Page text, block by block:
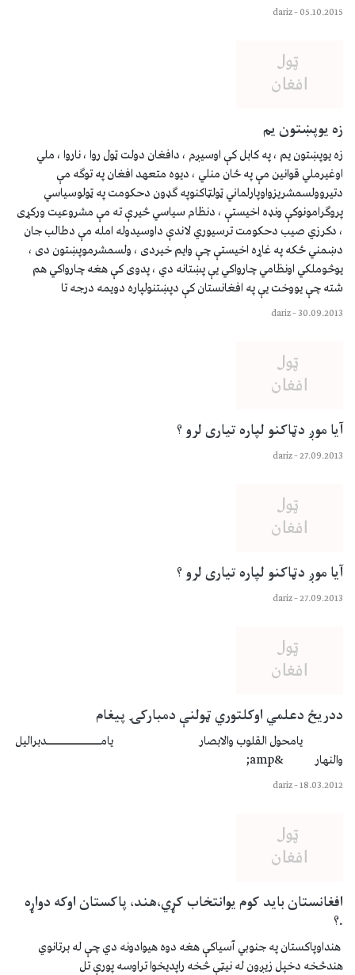
05.10.2015
–
dariz
زه یوپښتون یم
زه یوپښتون یم ، په کابل کې اوسیږم ، دافغان دولت ټول روا ، ناروا ، ملي
اوغیرملي قوانین مې په ځان منلي ، دیوه متعهد افغان په توګه مې
دتیروولسمشریزواوپارلماني ټولټاکنوپه ګډون دحکومت په ټولوسیاسي
پروګرامونوکې ونډه اخیستې ، دنظام سیاسي څيرې ته مې مشروعیت ورکړی
، دکرزي صیب دحکومت ترسیوري لاندې داوسیدوله امله مې دطالب جان
دښمني ځکه په غاړه اخیستې چې وایم خیردی ، ولسمشرموپښتون دی ،
یوڅوملکي اونظامي چارواکي یې پښتانه دي ، پدوی کې هغه چارواکي هم
شته چې یووخت یې په افغانستان کې دپښتنولپاره دویمه درجه تا
30.09.2013
–
dariz
آیا موږ دټاکنو لپاره تیاری لرو ؟
27.09.2013
–
dariz
آیا موږ دټاکنو لپاره تیاری لرو ؟
27.09.2013
–
dariz
ددريځ دعلمي اوكلتوري ټولنې دمباركۍ پيغام
يامحول القلوب والابصار يامـــــــــــــــــدبراليل
والنهار &amp;
18.03.2012
–
dariz
افغانستان بايد كوم يوانتخاب كړي،هند، پاكستان اوكه دواړه
.؟
هنداوپاكستان په جنوبي آسياكې هغه دوه هيوادونه دي چې له برتانوي
هندڅخه دخپل زيږون له نيټې څخه راپديخوا تراوسه پورې تل